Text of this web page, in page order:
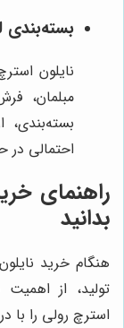
بسته‌بندی
نایلون
مبلمان،
احتمالی
راهنمای
بدانید
هنگام خرید
تولید، از اهمیت
استرچ رولی را با